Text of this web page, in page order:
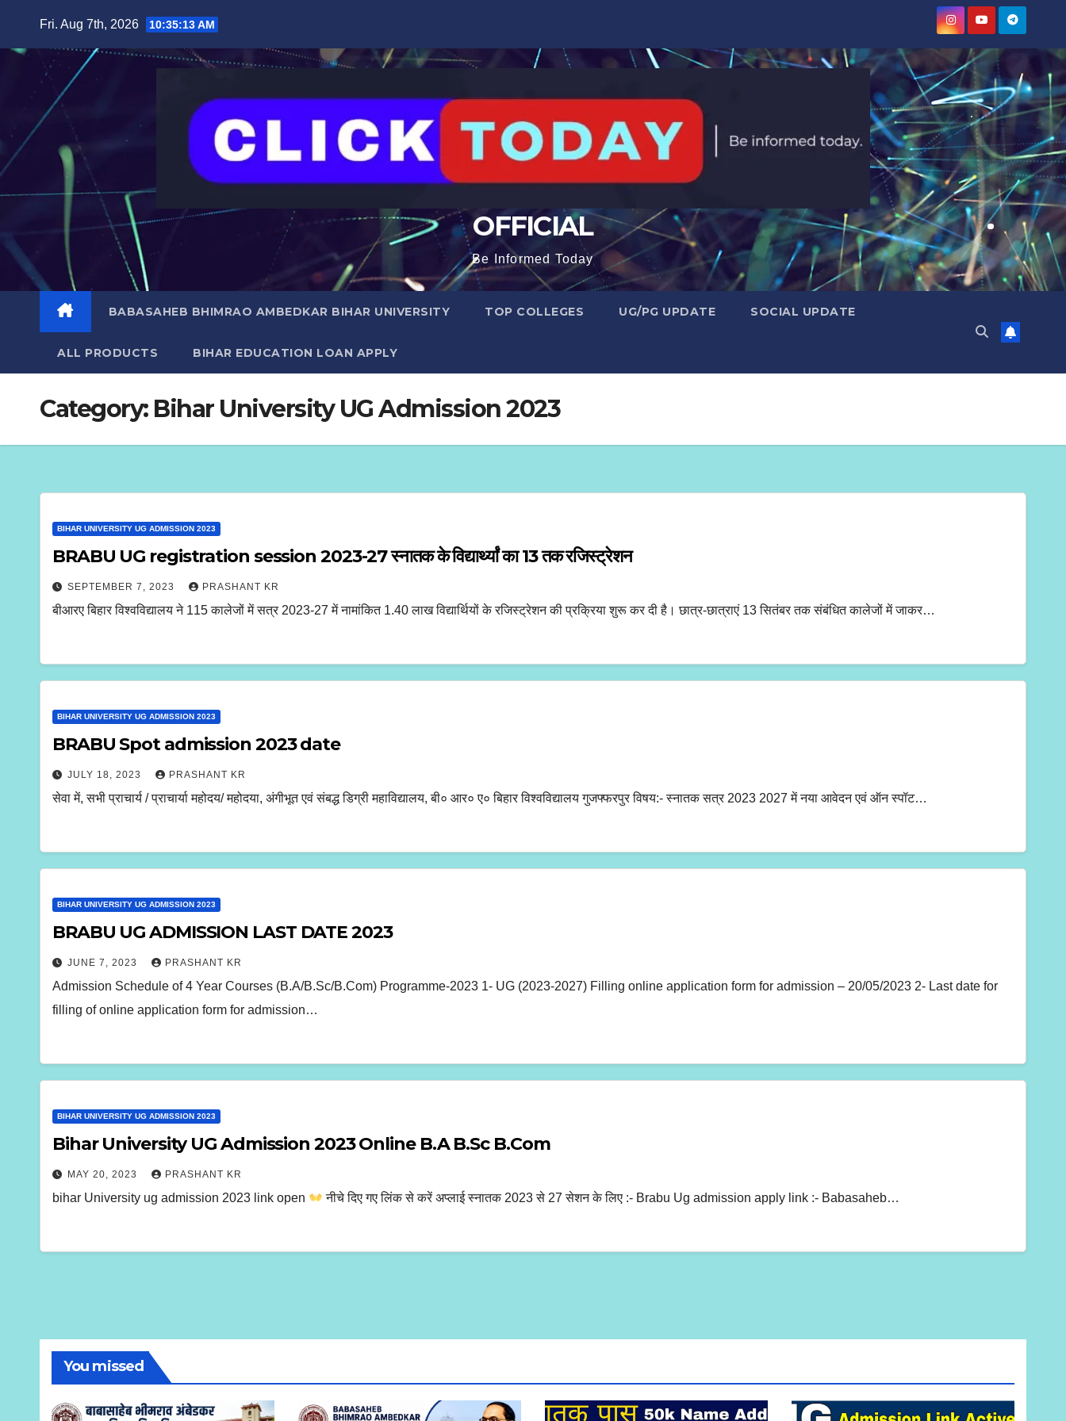
content
Fri. Aug 7th, 2026 10:35:14 AM
OFFICIAL
Be Informed Today
BABASAHEB BHIMRAO AMBEDKAR BIHAR UNIVERSITY TOP COLLEGES UG/PG UPDATE SOCIAL UPDATE
ALL PRODUCTS BIHAR EDUCATION LOAN APPLY
Category: Bihar University UG Admission 2023
BIHAR UNIVERSITY UG ADMISSION 2023
BRABU UG registration session 2023-27 स्नातक के विद्यार्थ्यां का 13 तक रजिस्ट्रेशन
SEPTEMBER 7, 2023 PRASHANT KR
बीआरए बिहार विश्वविद्यालय ने 115 कालेजों में सत्र 2023-27 में नामांकित 1.40 लाख विद्यार्थियों के रजिस्ट्रेशन की प्रक्रिया शुरू कर दी है। छात्र-छात्राएं 13 सितंबर तक संबंधित कालेजों में जाकर…
BIHAR UNIVERSITY UG ADMISSION 2023
BRABU Spot admission 2023 date
JULY 18, 2023 PRASHANT KR
सेवा में, सभी प्राचार्य / प्राचार्या महोदय/ महोदया, अंगीभूत एवं संबद्ध डिग्री महाविद्यालय, बी० आर० ए० बिहार विश्वविद्यालय गुजफ्फरपुर विषय:- स्नातक सत्र 2023 2027 में नया आवेदन एवं ऑन स्पॉट…
BIHAR UNIVERSITY UG ADMISSION 2023
BRABU UG ADMISSION LAST DATE 2023
JUNE 7, 2023 PRASHANT KR
Admission Schedule of 4 Year Courses (B.A/B.Sc/B.Com) Programme-2023 1- UG (2023-2027) Filling online application form for admission – 20/05/2023 2- Last date for
filling of online application form for admission…
BIHAR UNIVERSITY UG ADMISSION 2023
Bihar University UG Admission 2023 Online B.A B.Sc B.Com
MAY 20, 2023 PRASHANT KR
bihar University ug admission 2023 link open नीचे दिए गए लिंक से करें अप्लाई स्नातक 2023 से 27 सेशन के लिए :- Brabu Ug admission apply link :- Babasaheb…
You missed